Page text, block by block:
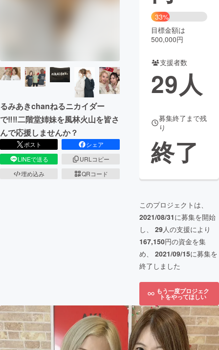
CAMPFIREふるさと納税machi-ya コミュニティ
るみあきchanねるニカイダー
で‼︎‼︎二階堂姉妹を風林火山を皆さ
んで応援しませんか？
ポスト
シェア
LINEで送る
URLコピー
埋め込み
QRコード
33%
目標金額は
500,000円
支援者数
29人
募集終了まで残
り
終了
このプロジェクトは、
2021/08/31に募集を開始
し、 29人の支援により
167,150円の資金を集
め、 2021/09/15に募集を
終了しました
もう一度プロジェク
トをやってほしい